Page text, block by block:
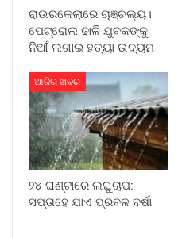
ରାଉରକେଲାରେ ଚାଞ୍ଚଲ୍ୟ।
ପେଟ୍ରୋଲ ଢାଳି ଯୁବକଙ୍କୁ
ନିଆଁ ଲଗାଇ ହତ୍ୟା ଉଦ୍ୟମ
ଆଜିର ଖବର
୨୪ ଘଣ୍ଟାରେ ଲଘୁଚାପ:
ସପ୍ତାହେ ଯାଏ ପ୍ରବଳ ବର୍ଷା